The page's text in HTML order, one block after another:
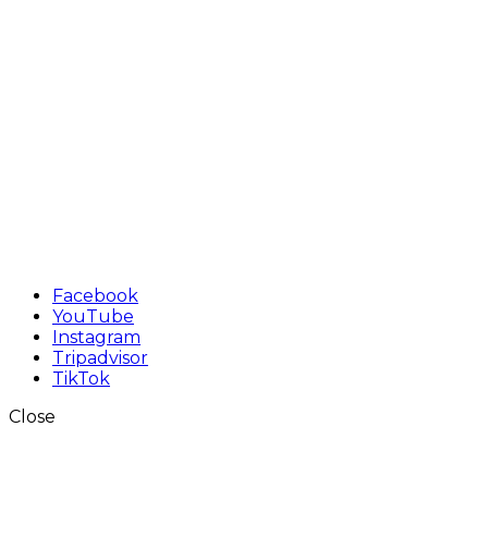
Facebook
YouTube
Instagram
Tripadvisor
TikTok
Close